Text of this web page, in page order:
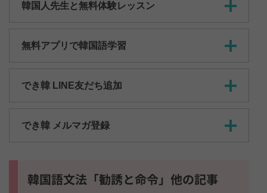
韓国人先生と無料体験レッスン
無料アプリで韓国語学習
でき韓 LINE友だち追加
でき韓 メルマガ登録
韓国語文法「勧誘と命令」他の記事